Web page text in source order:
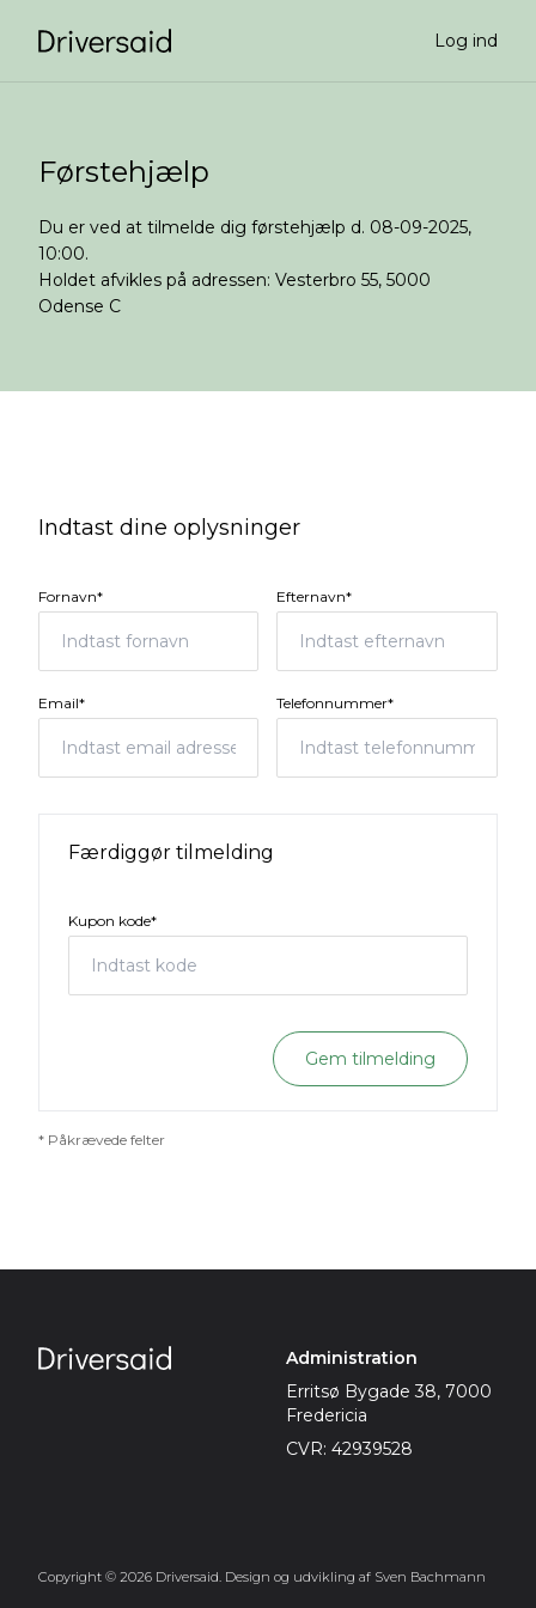
Log ind
Førstehjælp
Du er ved at tilmelde dig førstehjælp d. 08-09-2025,
10:00.
Holdet afvikles på adressen: Vesterbro 55, 5000
Odense C
Indtast dine oplysninger
Fornavn* Efternavn*
Email* Telefonnummer*
Færdiggør tilmelding
Kupon kode*
Gem tilmelding
* Påkrævede felter
Administration
Erritsø Bygade 38, 7000
Fredericia
CVR: 42939528
Copyright © 2026 Driversaid. Design og udvikling af Sven Bachmann